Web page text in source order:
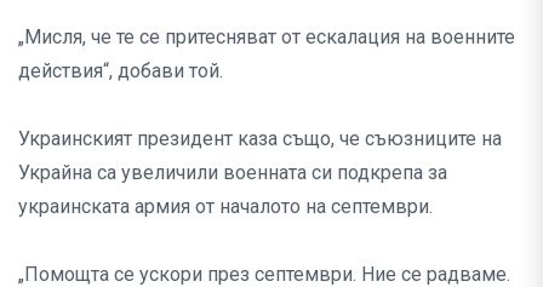
„Мисля, че те се притесняват от ескалация на военните
действия“, добави той.
Украинският президент каза също, че съюзниците на
Украйна са увеличили военната си подкрепа за
украинската армия от началото на септември.
„Помощта се ускори през септември. Ние се радваме.